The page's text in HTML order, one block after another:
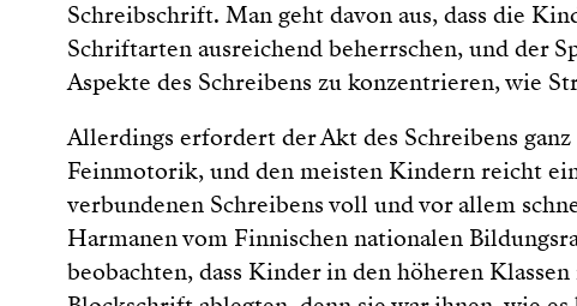
Schreibschrift. Man geht davon aus, dass die
Schriftarten ausreichend beherrschen, und der
Aspekte des Schreibens zu konzentrieren, wie
Allerdings erfordert der Akt des Schreibens
Feinmotorik, und den meisten Kindern reicht
verbundenen Schreibens voll und vor allem
Harmanen vom Finnischen nationalen
beobachten, dass Kinder in den höheren